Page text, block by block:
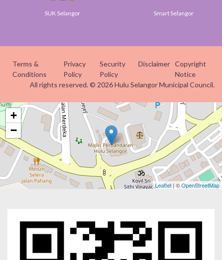
SUK Selangor Smart Selangor
Terms &
Conditions
Privacy
Policy
Security
Policy
Disclaimer Copyright
Notice
All rights reserved. © 2026 Hulu Selangor Municipal Council.
+
−
Leaflet | ©OpenStreetMap